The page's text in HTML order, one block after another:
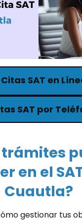
Citas SAT en
SAT por
trámites
en el
Cuautla?
gestionar tus